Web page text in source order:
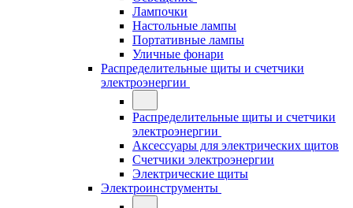
Лампочки
Настольные лампы
Портативные лампы
Уличные фонари
Распределительные щиты и счетчики
электроэнергии
Распределительные щиты и счетчики
электроэнергии
Аксессуары для электрических щитов
Счетчики электроэнергии
Электрические щиты
Электроинструменты